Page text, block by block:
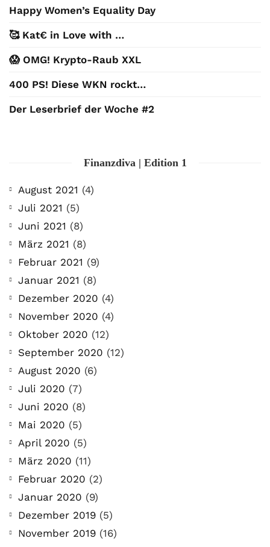
Happy Women’s Equality Day
🥰 Kat€ in Love with …
😱 OMG! Krypto-Raub XXL
400 PS! Diese WKN rockt…
Der Leserbrief der Woche #2
Finanzdiva | Edition 1
August 2021 (4)
Juli 2021 (5)
Juni 2021 (8)
März 2021 (8)
Februar 2021 (9)
Januar 2021 (8)
Dezember 2020 (4)
November 2020 (4)
Oktober 2020 (12)
September 2020 (12)
August 2020 (6)
Juli 2020 (7)
Juni 2020 (8)
Mai 2020 (5)
April 2020 (5)
März 2020 (11)
Februar 2020 (2)
Januar 2020 (9)
Dezember 2019 (5)
November 2019 (16)